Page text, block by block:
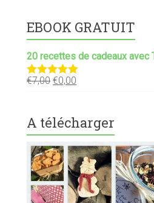
EBOOK GRATUIT
20 recettes de cadeaux avec
Note5.00
€7,00 €0,00
A télécharger